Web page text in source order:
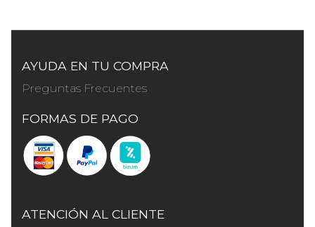
AYUDA EN TU COMPRA
Preguntas Frecuentes
FORMAS DE PAGO
ATENCIÓN AL CLIENTE